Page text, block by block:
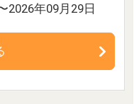
2026年09月29日